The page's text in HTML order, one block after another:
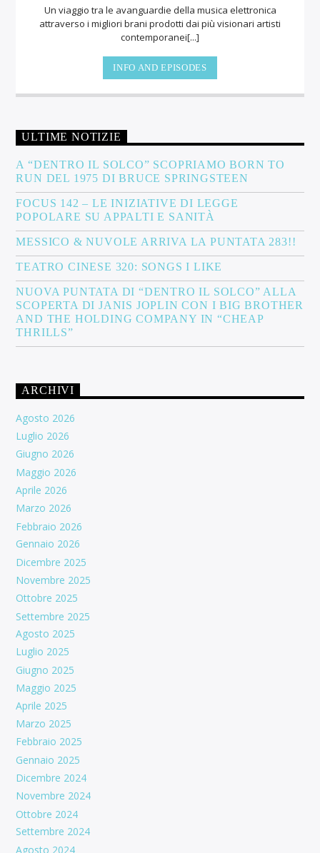
Un viaggio tra le avanguardie della musica elettronica
attraverso i migliori brani prodotti dai più visionari artisti
contemporanei[...]
INFO AND EPISODES
ULTIME NOTIZIE
A “DENTRO IL SOLCO” SCOPRIAMO BORN TO
RUN DEL 1975 DI BRUCE SPRINGSTEEN
FOCUS 142 – LE INIZIATIVE DI LEGGE
POPOLARE SU APPALTI E SANITÀ
MESSICO & NUVOLE ARRIVA LA PUNTATA 283!!
TEATRO CINESE 320: SONGS I LIKE
NUOVA PUNTATA DI “DENTRO IL SOLCO” ALLA
SCOPERTA DI JANIS JOPLIN CON I BIG BROTHER
AND THE HOLDING COMPANY IN “CHEAP
THRILLS”
ARCHIVI
Agosto 2026
Luglio 2026
Giugno 2026
Maggio 2026
Aprile 2026
Marzo 2026
Febbraio 2026
Gennaio 2026
Dicembre 2025
Novembre 2025
Ottobre 2025
Settembre 2025
Agosto 2025
Luglio 2025
Giugno 2025
Maggio 2025
Aprile 2025
Marzo 2025
Febbraio 2025
Gennaio 2025
Dicembre 2024
Novembre 2024
Ottobre 2024
Settembre 2024
Agosto 2024